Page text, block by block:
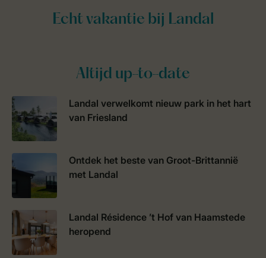
Altijd up-to-date
Landal verwelkomt nieuw park in het hart
van Friesland
Ontdek het beste van Groot-Brittannië
met Landal
Landal Résidence ’t Hof van Haamstede
heropend